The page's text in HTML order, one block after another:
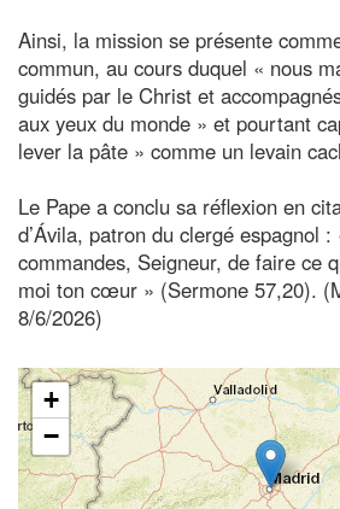
Ainsi, la mission se présente
commun, au cours duquel « nous
guidés par le Christ et
aux yeux du monde » et pourtant
lever la pâte » comme un levain
Le Pape a conclu sa réflexion en
d’Ávila, patron du clergé espagnol
commandes, Seigneur, de faire ce
moi ton cœur » (Sermone 57,20).
8/6/2026)
+
−